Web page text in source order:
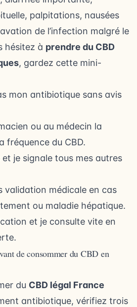
palpitations, nausées
de l’infection malgré le
hésitez à prendre du CBD
, gardez cette mini-
mon antibiotique sans avis
ou au médecin la
fréquence du CBD.
je signale tous mes autres
validation médicale en cas
ou maladie hépatique.
et je consulte vite en
de consommer du CBD en
du CBD légal France
antibiotique, vérifiez trois